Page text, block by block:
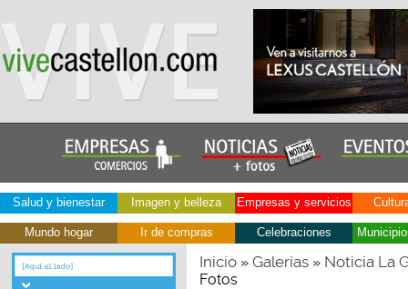
Salud y bienestar Imagen y belleza Empresas y servicios
Mundo hogar Ir de compras Celebraciones
Inicio» Galerías» Noticia La
Fotos